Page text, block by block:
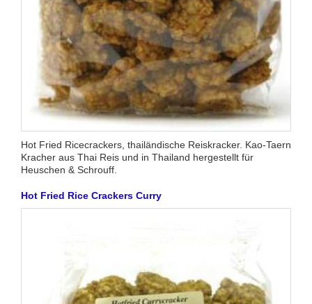
Hot Fried Ricecrackers, thailändische Reiskracker. Kao-Taern
Kracher aus Thai Reis und in Thailand hergestellt für
Heuschen & Schrouff.
Hot Fried Rice Crackers Curry